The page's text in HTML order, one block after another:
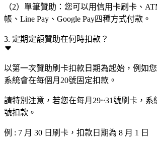
（2）單筆贊助：您可以用信用卡刷卡、
帳、Line Pay、Google Pay四種方式付款。
3. 定期定額贊助在何時扣款？
以第一次贊助刷卡扣款日期為起始，例如
系統會在每個月20號固定扣款。
請特別注意，若您在每月29~31號刷卡，系
號扣款。
例 : 7 月 30 日刷卡，扣款日期為 8 月 1 日